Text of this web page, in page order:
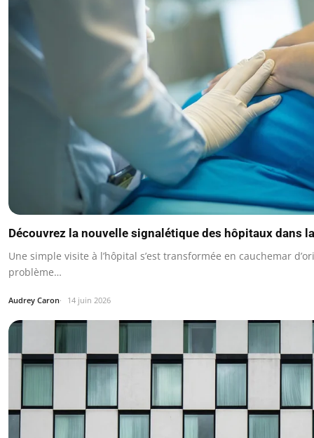
Découvrez la nouvelle signalétique des hôpitaux dans
Une simple visite à l’hôpital s’est transformée en cauchemar
problème…
Audrey Caron 14 juin 2026